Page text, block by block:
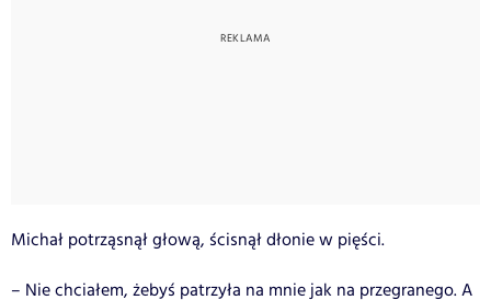
Michał potrząsnął głową, ścisnął dłonie w pięści.
– Nie chciałem, żebyś patrzyła na mnie jak na przegranego. A